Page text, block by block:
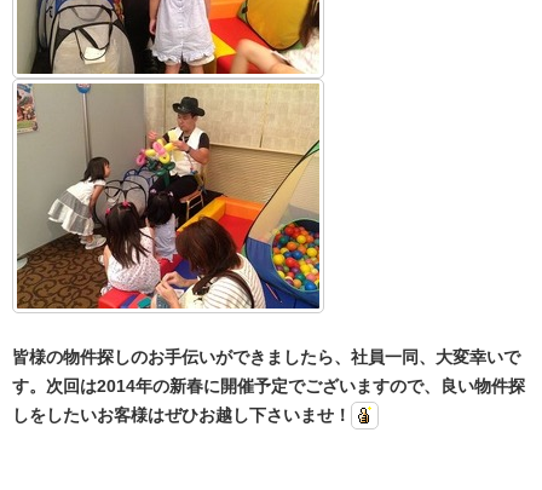
皆様の物件探しのお手伝いができましたら、社員一同、大変幸いで
す。次回は2014年の新春に開催予定でございますので、良い物件探
しをしたいお客様はぜひお越し下さいませ！